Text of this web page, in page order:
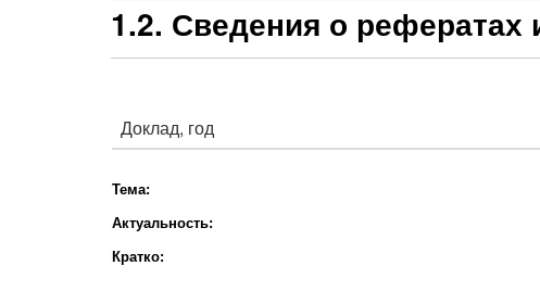
1.2. Сведения о рефератах
Доклад, год
Тема:
Актуальность:
Кратко: